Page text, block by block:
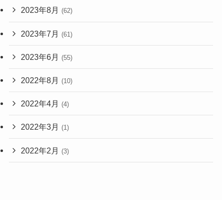
2023年8月 (62)
2023年7月 (61)
2023年6月 (55)
2022年8月 (10)
2022年4月 (4)
2022年3月 (1)
2022年2月 (3)